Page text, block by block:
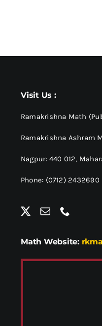
Visit Us :
Ramakrishna Math
Ramakrishna Ashram
Nagpur: 440 012,
Phone: (0712) 2432690
Math Website: